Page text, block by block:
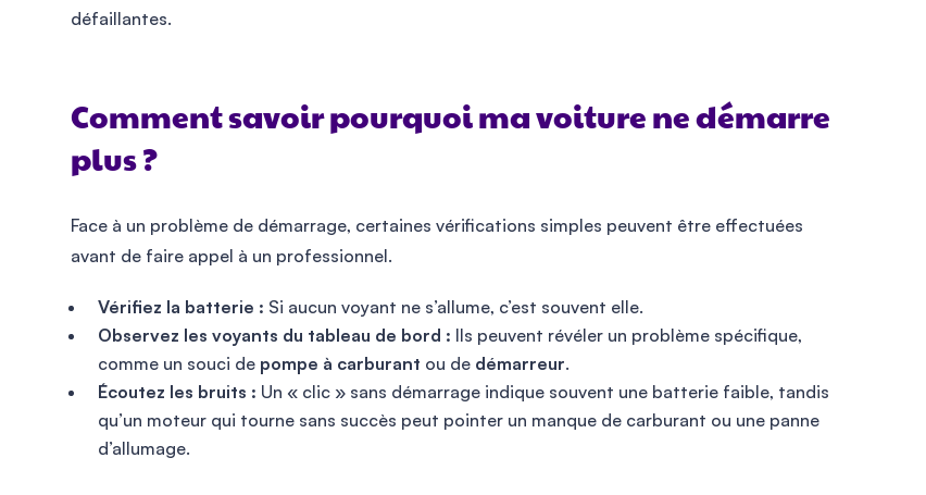
défaillantes.
Comment savoir pourquoi ma voiture ne démarre
plus ?
Face à un problème de démarrage, certaines vérifications simples peuvent être effectuées
avant de faire appel à un professionnel.
Vérifiez la batterie : Si aucun voyant ne s’allume, c’est souvent elle.
Observez les voyants du tableau de bord : Ils peuvent révéler un problème spécifique,
comme un souci de pompe à carburant ou de démarreur.
Écoutez les bruits : Un « clic » sans démarrage indique souvent une batterie faible, tandis
qu’un moteur qui tourne sans succès peut pointer un manque de carburant ou une panne
d’allumage.